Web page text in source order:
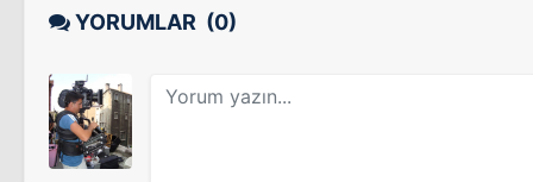
Tv Dizisi
Tv Dizisi
Tv Filmi
YORUMLAR (0)